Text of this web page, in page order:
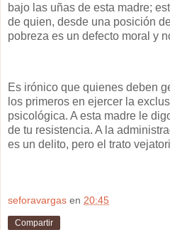
bajo las uñas de esta madre;
de quien, desde una posición
pobreza es un defecto moral y
Es irónico que quienes deben
los primeros en ejercer la
psicológica. A esta madre le
de tu resistencia. A la
es un delito, pero el trato
seforavargas en 20:45
Compartir